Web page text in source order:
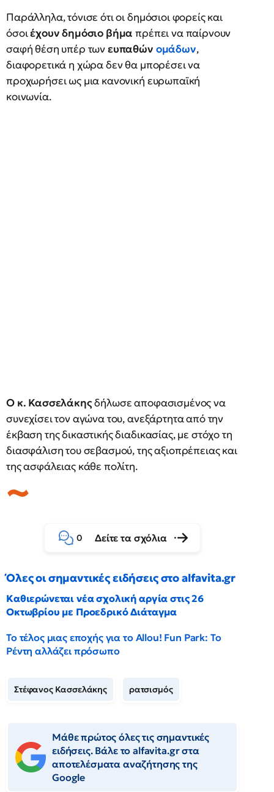
Παράλληλα, τόνισε ότι οι δημόσιοι φορείς και
όσοιέχουν δημόσιο βήμα πρέπει να παίρνουν
σαφή θέση υπέρ τωνευπαθών ομάδων,
διαφορετικά η χώρα δεν θα μπορέσει να
προχωρήσει ως μια κανονική ευρωπαϊκή
κοινωνία.
Ο κ. Κασσελάκηςδήλωσε αποφασισμένος να
συνεχίσει τον αγώνα του, ανεξάρτητα από την
έκβαση της δικαστικής διαδικασίας, με στόχο τη
διασφάλιση του σεβασμού, της αξιοπρέπειας και
της ασφάλειας κάθε πολίτη.
0 Δείτε τα σχόλια
Όλες οι σημαντικές ειδήσεις στο alfavita.gr
Καθιερώνεται νέα σχολική αργία στις 26
Οκτωβρίου με Προεδρικό Διάταγμα
Το τέλος μιας εποχής για το Allou! Fun Park: Το
Ρέντη αλλάζει πρόσωπο
Στέφανος Κασσελάκης ρατσισμός
Μάθε πρώτος όλες τις σημαντικές
ειδήσεις. Βάλε το alfavita.gr στα
αποτελέσματα αναζήτησης της
Google